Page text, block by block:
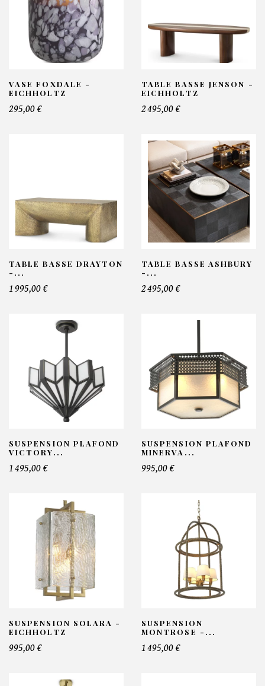
VASE FOXDALE -
EICHHOLTZ
295,00 €
TABLE BASSE JENSON -
EICHHOLTZ
2 495,00 €
TABLE BASSE DRAYTON
-...
1 995,00 €
TABLE BASSE ASHBURY
-...
2 495,00 €
SUSPENSION PLAFOND
VICTORY...
1 495,00 €
SUSPENSION PLAFOND
MINERVA...
995,00 €
SUSPENSION SOLARA -
EICHHOLTZ
995,00 €
SUSPENSION
MONTROSE -...
1 495,00 €